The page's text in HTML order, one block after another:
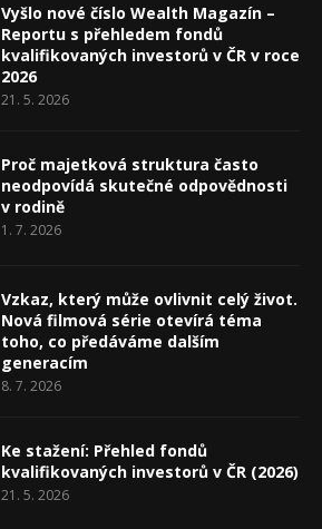
Vyšlo nové číslo Wealth Magazín –
Reportu s přehledem fondů
kvalifikovaných investorů v ČR v roce
2026
21. 5. 2026
Proč majetková struktura často
neodpovídá skutečné odpovědnosti
v rodině
1. 7. 2026
Vzkaz, který může ovlivnit celý život.
Nová filmová série otevírá téma
toho, co předáváme dalším
generacím
8. 7. 2026
Ke stažení: Přehled fondů
kvalifikovaných investorů v ČR (2026)
21. 5. 2026